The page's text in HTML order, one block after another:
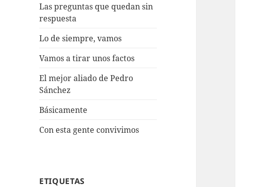
Las preguntas que quedan sin
respuesta
Lo de siempre, vamos
Vamos a tirar unos factos
El mejor aliado de Pedro
Sánchez
Básicamente
Con esta gente convivimos
ETIQUETAS